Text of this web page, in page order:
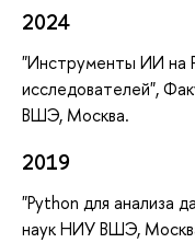
2024
"Инструменты ИИ на
исследователей",
ВШЭ, Москва.
2019
"Python для анализа
наук НИУ ВШЭ,